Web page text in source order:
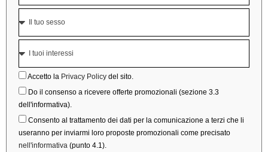
Accetto la Privacy Policy del sito.
Do il consenso a ricevere offerte promozionali (sezione 3.3
dell'informativa).
Consento al trattamento dei dati per la comunicazione a terzi che li
useranno per inviarmi loro proposte promozionali come precisato
nell'informativa (punto 4.1).